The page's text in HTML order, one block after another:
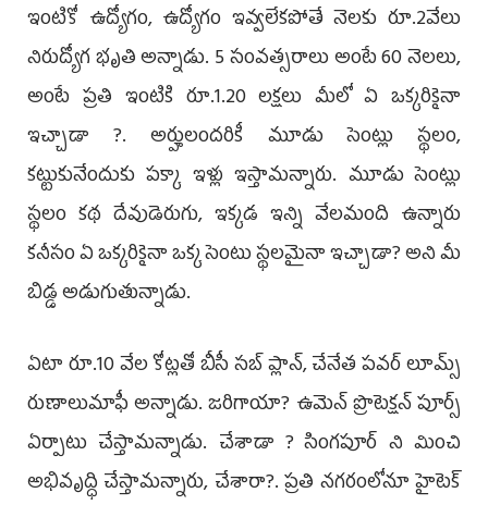
ఇంటికో ఉద్యోగం, ఉద్యోగం ఇవ్వలేకపోతే నెలకు రూ.2వేలు
నిరుద్యోగ భృతి అన్నాడు. 5 సంవత్సరాలు అంటే 60 నెలలు,
అంటే ప్రతి ఇంటికి రూ.1.20 లక్షలు మీలో ఏ ఒక్కరికైనా
ఇచ్చాడా ?. అర్హులందరికీ మూడు సెంట్లు స్థలం,
కట్టుకునేందుకు పక్కా ఇళ్లు ఇస్తామన్నారు. మూడు సెంట్లు
స్థలం కథ దేవుడెరుగు, ఇక్కడ ఇన్ని వేలమంది ఉన్నారు
కనీసం ఏ ఒక్కరికైనా ఒక్క సెంటు స్థలమైనా ఇచ్చాడా? అని మీ
బిడ్డ అడుగుతున్నాడు.
ఏటా రూ.10 వేల కోట్లతో బీసీ సబ్ ప్లాన్, చేనేత పవర్ లూమ్స్
రుణాలుమాఫీ అన్నాడు. జరిగాయా? ఉమెన్ ప్రొటెక్షన్ పూర్స్
ఏర్పాటు చేస్తామన్నాడు. చేశాడా ? సింగపూర్ ని మించి
అభివృద్ధి చేస్తామన్నారు, చేశారా?. ప్రతి నగరంలోనూ హైటెక్